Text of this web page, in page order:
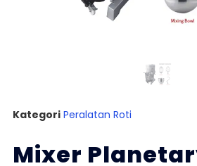
Kategori Peralatan Roti
Mixer